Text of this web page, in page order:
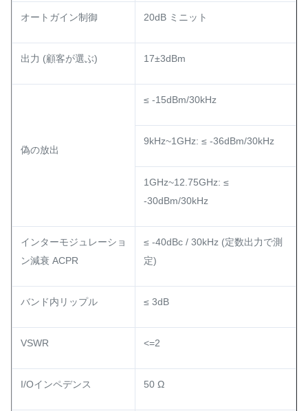
オートガイン制御 20dB ミニット
出力 (顧客が選ぶ) 17±3dBm
偽の放出
≤ -15dBm/30kHz
9kHz~1GHz: ≤ -36dBm/30kHz
1GHz~12.75GHz: ≤
-30dBm/30kHz
インターモジュレーショ
ン減衰 ACPR
≤ -40dBc / 30kHz (定数出力で測
定)
バンド内リップル ≤ 3dB
VSWR <=2
I/Oインペデンス 50 Ω